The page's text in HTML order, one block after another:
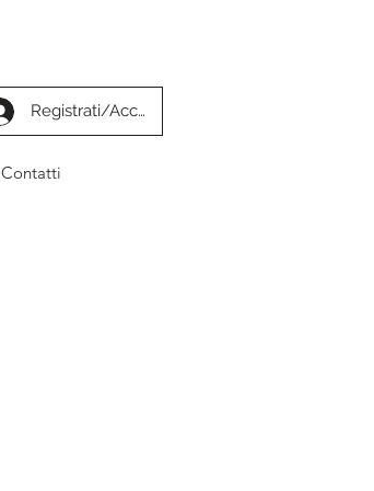
Registrati/Accedi
Contatti